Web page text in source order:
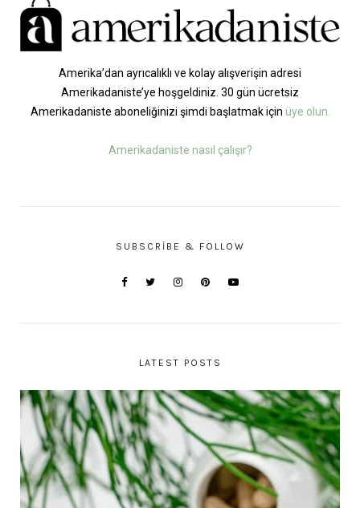
Amerika’dan ayrıcalıklı ve kolay alışverişin adresi
Amerikadaniste’ye hoşgeldiniz. 30 gün ücretsiz
Amerikadaniste aboneliğinizi şimdi başlatmak için üye olun.
Amerikadaniste nasıl çalışır?
SUBSCRIBE & FOLLOW
LATEST POSTS